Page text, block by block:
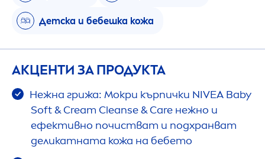
Детска и бебешка кожа
АКЦЕНТИ ЗА ПРОДУКТА
Нежна грижа: Мокри кърпички NIVEA Baby
Soft & Cream Cleanse &Care нежно и
ефективно почистват и подхранват
деликатната кожа на бебето